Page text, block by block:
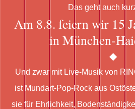
Das geht auch
Am 8.8. feiern wir 15
in München-
Und zwar mit Live-Musik von
ist Mundart-Pop-Rock aus
sie für Ehrlichkeit,